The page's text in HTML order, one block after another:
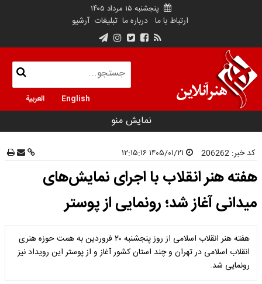
پنجشنبه ۱۵ مرداد ۱۴۰۵
ارتباط با ما درباره ما تبلیغات آرشیو
English العربية
نمایش منو
کد خبر: 206262
هفته هنر انقلاب با اجرای نمایش‌های
میدانی آغاز شد؛ رونمایی از پوستر
هفته هنر انقلاب اسلامی از روز پنجشنبه ۲۰ فروردین‌ به همت حوزه هنری
انقلاب اسلامی در تهران و چند استان کشور آغاز و از پوستر این رویداد نیز
رونمایی شد.